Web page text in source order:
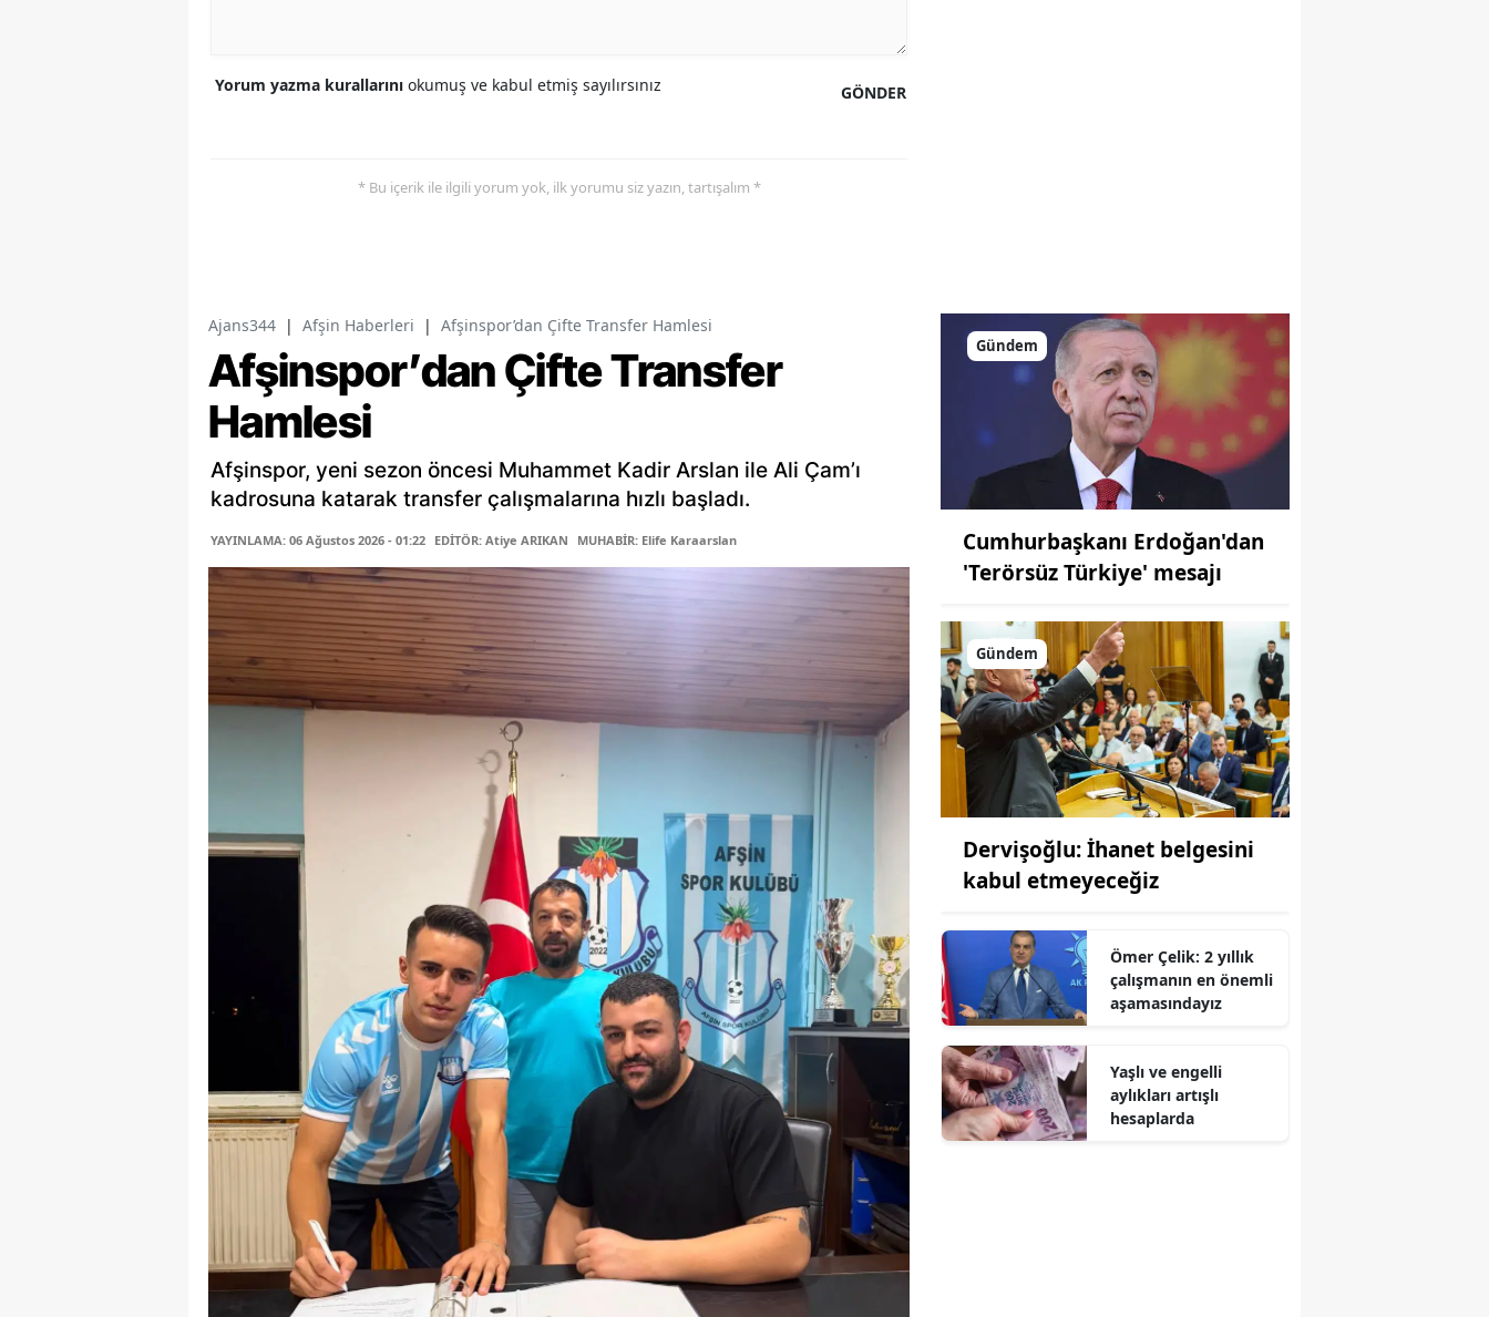
GÖNDER
Yorum yazma kurallarını okumuş ve kabul etmiş sayılırsınız
* Bu içerik ile ilgili yorum yok, ilk yorumu siz yazın, tartışalım *
Ajans344 | Afşin Haberleri | Afşinspor’dan Çifte Transfer Hamlesi
Afşinspor’dan Çifte Transfer
Hamlesi
Afşinspor, yeni sezon öncesi Muhammet Kadir Arslan ile Ali Çam’ı
kadrosuna katarak transfer çalışmalarına hızlı başladı.
YAYINLAMA: 06 Ağustos 2026 - 01:22 EDİTÖR: Atiye ARIKAN MUHABİR: Elife Karaarslan
Gündem
Cumhurbaşkanı Erdoğan'dan
'Terörsüz Türkiye' mesajı
Gündem
Dervişoğlu: İhanet belgesini
kabul etmeyeceğiz
Ömer Çelik: 2 yıllık
çalışmanın en önemli
aşamasındayız
Yaşlı ve engelli
aylıkları artışlı
hesaplarda